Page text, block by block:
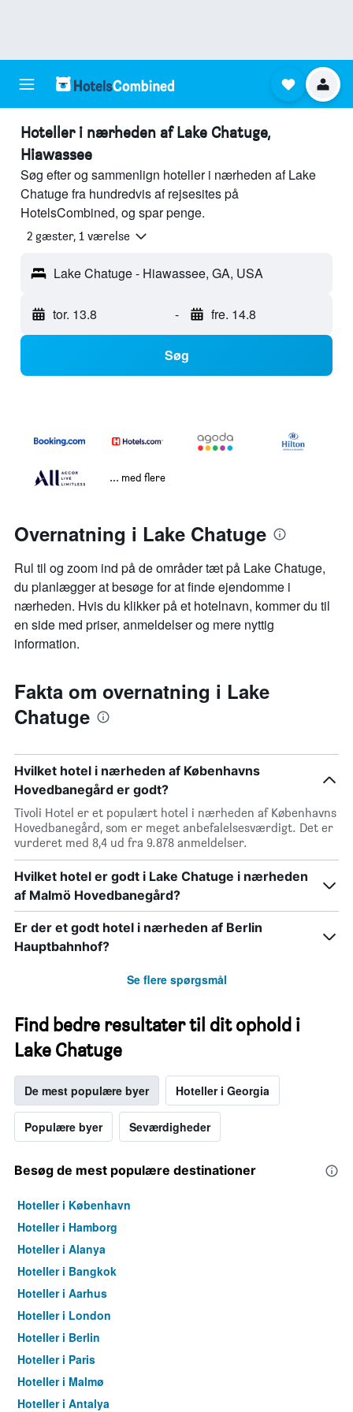
Hoteller i nærheden af Lake Chatuge,
Hiawassee
Søg efter og sammenlign hoteller i nærheden af Lake
Chatuge fra hundredvis af rejsesites på
HotelsCombined, og spar penge.
2 gæster, 1 værelse
Lake Chatuge - Hiawassee, GA, USA
tor. 13.8 - fre. 14.8
Søg
... med flere
Overnatning i Lake Chatuge
Rul til og zoom ind på de områder tæt på Lake Chatuge,
du planlægger at besøge for at finde ejendomme i
nærheden. Hvis du klikker på et hotelnavn, kommer du til
en side med priser, anmeldelser og mere nyttig
information.
Fakta om overnatning i Lake
Chatuge
Hvilket hotel i nærheden af Københavns
Hovedbanegård er godt?
Tivoli Hotel er et populært hotel i nærheden af Københavns
Hovedbanegård, som er meget anbefalelsesværdigt. Det er
vurderet med 8,4 ud fra 9.878 anmeldelser.
Hvilket hotel er godt i Lake Chatuge i nærheden
af Malmö Hovedbanegård?
Er der et godt hotel i nærheden af Berlin
Hauptbahnhof?
Se flere spørgsmål
Find bedre resultater til dit ophold i
Lake Chatuge
De mest populære byer Hoteller i Georgia
Populære byer Seværdigheder
Besøg de mest populære destinationer
Hoteller i København
Hoteller i Hamborg
Hoteller i Alanya
Hoteller i Bangkok
Hoteller i Aarhus
Hoteller i London
Hoteller i Berlin
Hoteller i Paris
Hoteller i Malmø
Hoteller i Antalya